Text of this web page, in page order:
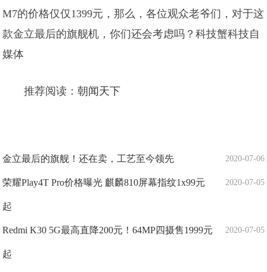
M7的价格仅仅1399元，那么，各位观众老爷们，对于这
款金立最后的旗舰机，你们还会考虑吗？科技蟹科技自
媒体
推荐阅读：朝闻天下
2020-07-06
金立最后的旗舰！还在卖，工艺至今领先
2020-07-05
荣耀Play4T Pro价格曝光 麒麟810屏幕指纹1x99元
起
2020-07-05
Redmi K30 5G最高直降200元！64MP四摄售1999元
起